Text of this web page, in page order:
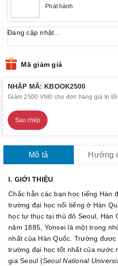
Phát hành
Đang cập nhật...
Mã giảm giá
NHẬP MÃ: KBOOK2500
Giảm 2500 VNĐ cho đơn hàng giá trị
Sao chép
Mô tả Hướng
I. GIỚI THIỆU
Chắc hẳn các bạn học tiếng Hàn
trường đại học nổi tiếng ở Hàn
học tư thục tại thủ đô Seoul, Hàn
năm 1885, Yonsei là một trong
nhất của Hàn Quốc. Trường
trường đại học tốt nhất của nước
gia Seoul (Seoul National